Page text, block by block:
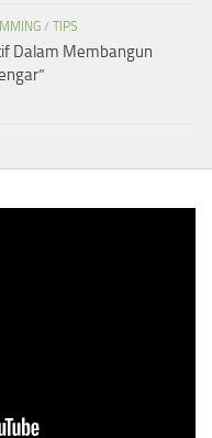
/ TIPS
Dalam Membangun